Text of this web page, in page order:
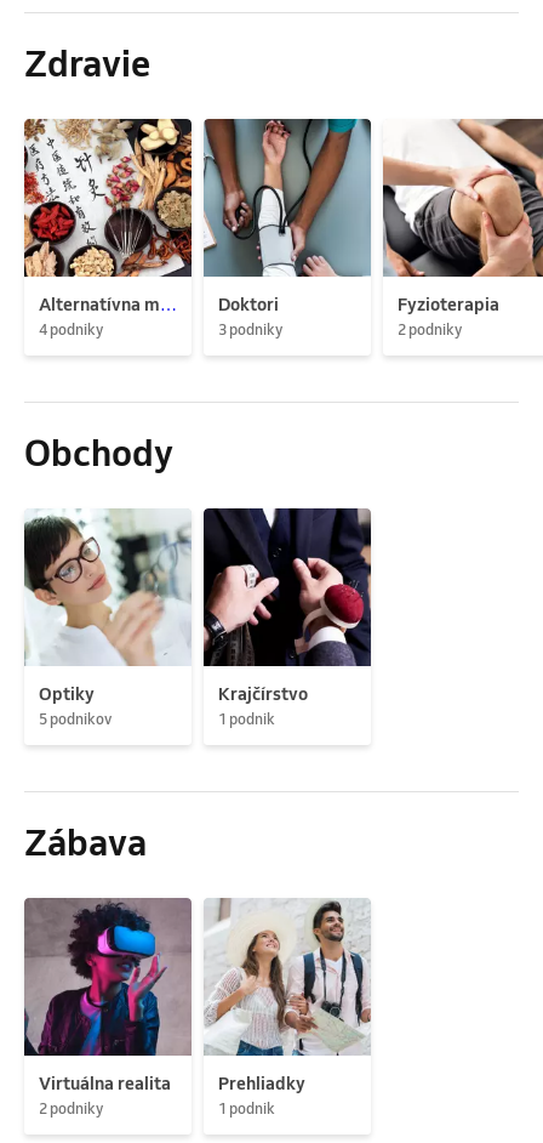
Zdravie
Alternatívna medicína
4 podniky
Doktori
3 podniky
Fyzioterapia
2 podniky
Obchody
Optiky
5 podnikov
Krajčírstvo
1 podnik
Zábava
Virtuálna realita
2 podniky
Prehliadky
1 podnik